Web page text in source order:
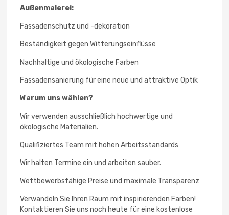
Außenmalerei:
Fassadenschutz und -dekoration
Beständigkeit gegen Witterungseinflüsse
Nachhaltige und ökologische Farben
Fassadensanierung für eine neue und attraktive Optik
Warum uns wählen?
Wir verwenden ausschließlich hochwertige und
ökologische Materialien.
Qualifiziertes Team mit hohen Arbeitsstandards
Wir halten Termine ein und arbeiten sauber.
Wettbewerbsfähige Preise und maximale Transparenz
Verwandeln Sie Ihren Raum mit inspirierenden Farben!
Kontaktieren Sie uns noch heute für eine kostenlose